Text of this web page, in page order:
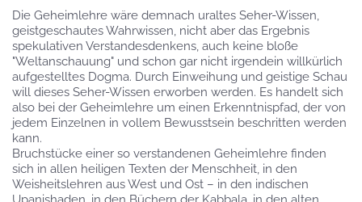
Die Geheimlehre wäre demnach uraltes Seher-Wissen,
geistgeschautes Wahrwissen, nicht aber das Ergebnis
spekulativen Verstandesdenkens, auch keine bloße
"Weltanschauung" und schon gar nicht irgendein willkürlich
aufgestelltes Dogma. Durch Einweihung und geistige Schau
will dieses Seher-Wissen erworben werden. Es handelt sich
also bei der Geheimlehre um einen Erkenntnispfad, der von
jedem Einzelnen in vollem Bewusstsein beschritten werden
kann.
Bruchstücke einer so verstandenen Geheimlehre finden
sich in allen heiligen Texten der Menschheit, in den
Weisheitslehren aus West und Ost – in den indischen